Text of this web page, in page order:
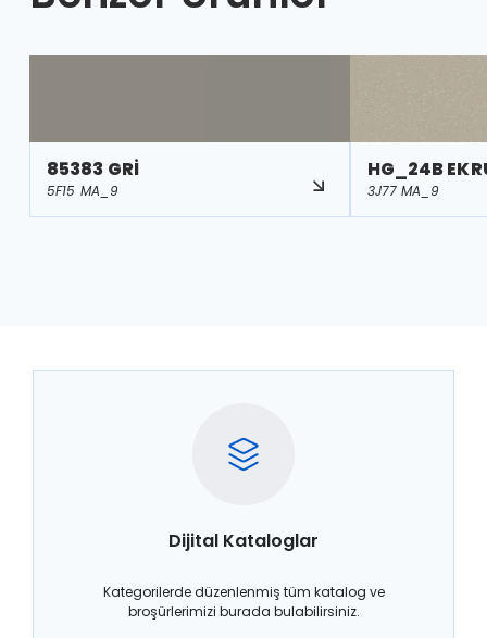
85383 GRİ
5F15 MA_9
HG_24B
3J77 MA_9
Dijital Kataloglar
Kategorilerde düzenlenmiş tüm katalog ve
broşürlerimizi burada bulabilirsiniz.